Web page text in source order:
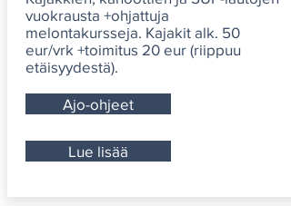
vuokrausta +ohjattuja
melontakursseja. Kajakit alk. 50
eur/vrk +toimitus 20 eur (riippuu
etäisyydestä).
Ajo-ohjeet
Lue lisää